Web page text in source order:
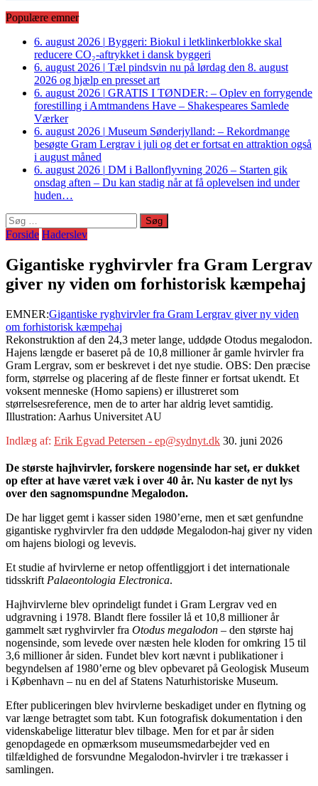
Populære emner
6. august 2026 | Byggeri: Biokul i letklinkerblokke skal
reducere CO₂-aftrykket i dansk byggeri
6. august 2026 | Tæl pindsvin nu på lørdag den 8. august
2026 og hjælp en presset art
6. august 2026 | GRATIS I TØNDER: – Oplev en forrygende
forestilling i Amtmandens Have – Shakespeares Samlede
Værker
6. august 2026 | Museum Sønderjylland: – Rekordmange
besøgte Gram Lergrav i juli og det er fortsat en attraktion også
i august måned
6. august 2026 | DM i Ballonflyvning 2026 – Starten gik
onsdag aften – Du kan stadig når at få oplevelsen ind under
huden…
Søg
efter:
Forside Haderslev
Gigantiske ryghvirvler fra Gram Lergrav
giver ny viden om forhistorisk kæmpehaj
EMNER:Gigantiske ryghvirvler fra Gram Lergrav giver ny viden
om forhistorisk kæmpehaj
Rekonstruktion af den 24,3 meter lange, uddøde Otodus megalodon.
Hajens længde er baseret på de 10,8 millioner år gamle hvirvler fra
Gram Lergrav, som er beskrevet i det nye studie. OBS: Den præcise
form, størrelse og placering af de fleste finner er fortsat ukendt. Et
voksent menneske (Homo sapiens) er illustreret som
størrelsesreference, men de to arter har aldrig levet samtidig.
Illustration: Aarhus Universitet AU
Indlæg af: Erik Egvad Petersen - ep@sydnyt.dk 30. juni 2026
De største hajhvirvler, forskere nogensinde har set, er dukket
op efter at have været væk i over 40 år. Nu kaster de nyt lys
over den sagnomspundne Megalodon.
De har ligget gemt i kasser siden 1980’erne, men et sæt genfundne
gigantiske ryghvirvler fra den uddøde Megalodon-haj giver ny viden
om hajens biologi og levevis.
Et studie af hvirvlerne er netop offentliggjort i det internationale
tidsskrift Palaeontologia Electronica.
Hajhvirvlerne blev oprindeligt fundet i Gram Lergrav ved en
udgravning i 1978. Blandt flere fossiler lå et 10,8 millioner år
gammelt sæt ryghvirvler fra Otodus megalodon – den største haj
nogensinde, som levede over næsten hele kloden for omkring 15 til
3,6 millioner år siden. Fundet blev kort nævnt i publikationer i
begyndelsen af 1980’erne og blev opbevaret på Geologisk Museum
i København – nu en del af Statens Naturhistoriske Museum.
Efter publiceringen blev hvirvlerne beskadiget under en flytning og
var længe betragtet som tabt. Kun fotografisk dokumentation i den
videnskabelige litteratur blev tilbage. Men for et par år siden
genopdagede en opmærksom museumsmedarbejder ved en
tilfældighed de forsvundne Megalodon-hvirvler i tre trækasser i
samlingen.